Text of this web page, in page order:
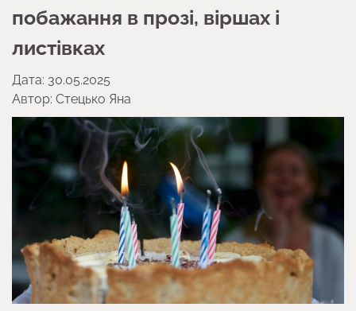
побажання в прозі, віршах і
листівках
Дата: 30.05.2025
Автор: Стецько Яна